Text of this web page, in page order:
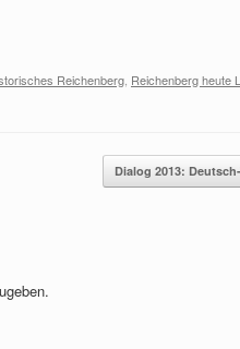
Reichenberg Reichenberg heute
Dialog 2013: